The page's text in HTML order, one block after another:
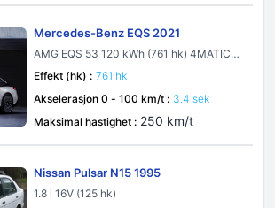
Mercedes-Benz EQS 2021
AMG EQS 53 120 kWh (761 hk) 4MATIC+
Effekt (hk) : 761 hk
Akselerasjon 0 - 100 km/t : 3.4 sek
Maksimal hastighet : 250 km/t
Nissan Pulsar N15 1995
1.8 i 16V (125 hk)